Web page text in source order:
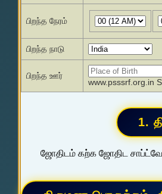
பிறந்த நேரம்
பிறந்த நாடு
பிறந்த ஊர்
www.psssrf.org.in
ஜோதிடம் கற்க ஜோதிட